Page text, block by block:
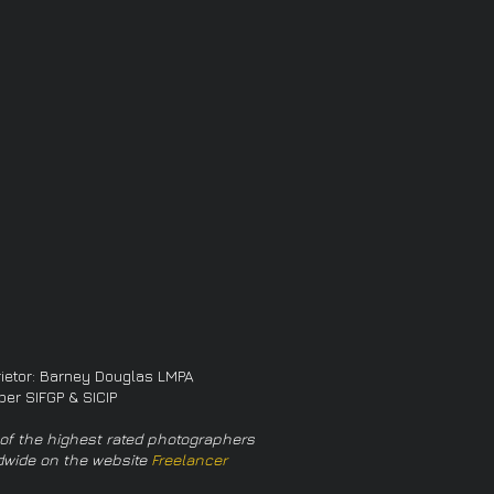
Barney Douglas LMPA
SIFGP & SICIP
the highest rated photographers
on the website Freelancer